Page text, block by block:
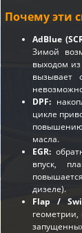
Почему эти
AdBlue
Зимой
выходом
вызывает
DPF:
цикле
масла.
EGR:
впуск,
дизеле).
Flap /
геометрии,